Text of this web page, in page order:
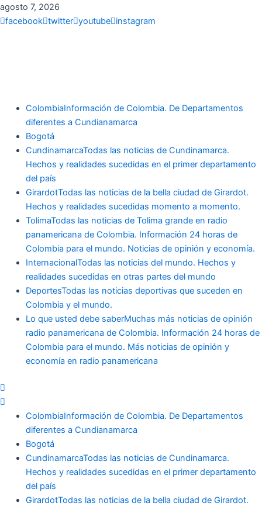
Ir
al
agosto 7, 2026
facebook twitter youtube instagram
ColombiaInformación de Colombia. De Departamentos
diferentes a Cundianamarca
Bogotá
CundinamarcaTodas las noticias de Cundinamarca.
Hechos y realidades sucedidas en el primer departamento
del país
GirardotTodas las noticias de la bella ciudad de Girardot.
Hechos y realidades sucedidas momento a momento.
TolimaTodas las noticias de Tolima grande en radio
panamericana de Colombia. Información 24 horas de
Colombia para el mundo. Noticias de opinión y economía.
InternacionalTodas las noticias del mundo. Hechos y
realidades sucedidas en otras partes del mundo
DeportesTodas las noticias deportivas que suceden en
Colombia y el mundo.
Lo que usted debe saberMuchas más noticias de opinión
radio panamericana de Colombia. Información 24 horas de
Colombia para el mundo. Más noticias de opinión y
economía en radio panamericana
Menu
ColombiaInformación de Colombia. De Departamentos
diferentes a Cundianamarca
Bogotá
CundinamarcaTodas las noticias de Cundinamarca.
Hechos y realidades sucedidas en el primer departamento
del país
GirardotTodas las noticias de la bella ciudad de Girardot.